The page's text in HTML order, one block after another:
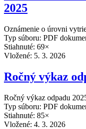
2025
Oznámenie o úrovni
Typ súboru: PDF
Stiahnuté: 69×
Vložené: 5. 3. 2026
Ročný výkaz
Ročný výkaz odpadu
Typ súboru: PDF
Stiahnuté: 85×
Vložené: 4. 3. 2026